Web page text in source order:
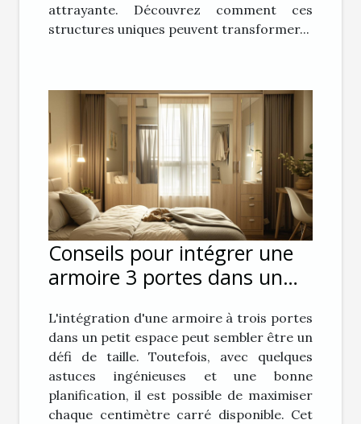
attrayante. Découvrez comment ces
structures uniques peuvent transformer...
Conseils pour intégrer une
armoire 3 portes dans un
L'intégration d'une armoire à trois portes
dans un petit espace peut sembler être un
défi de taille. Toutefois, avec quelques
astuces ingénieuses et une bonne
planification, il est possible de maximiser
chaque centimètre carré disponible. Cet